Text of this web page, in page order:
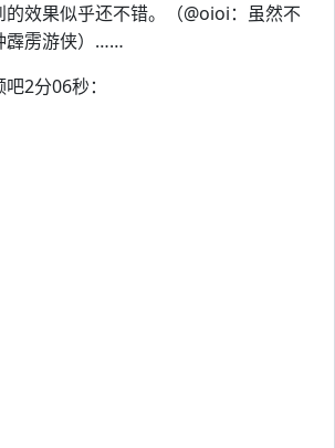
的效果似乎还不错。（@oioi：虽然不
霹雳游侠）……
2分06秒：